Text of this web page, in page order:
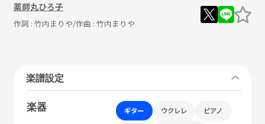
薬師丸ひろ子
作詞 : 竹内まりや/作曲 : 竹内まりや
楽譜設定
楽器 ギター ウクレレ ピアノ